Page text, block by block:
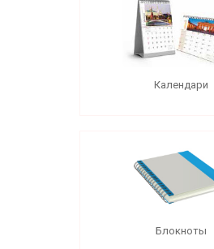
Календари
Блокноты